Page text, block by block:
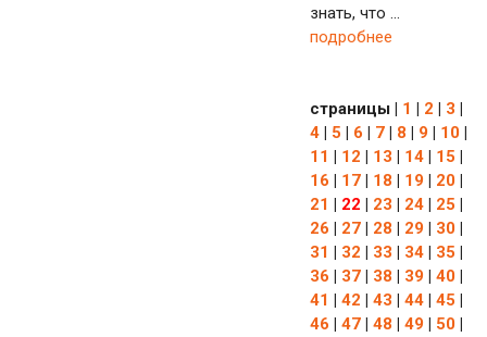
знать, что ...
подробнее
страницы | 1 | 2 | 3 |
4 | 5 | 6 | 7 | 8 | 9 | 10 |
11 | 12 | 13 | 14 | 15 |
16 | 17 | 18 | 19 | 20 |
21 | 22 | 23 | 24 | 25 |
26 | 27 | 28 | 29 | 30 |
31 | 32 | 33 | 34 | 35 |
36 | 37 | 38 | 39 | 40 |
41 | 42 | 43 | 44 | 45 |
46 | 47 | 48 | 49 | 50 |